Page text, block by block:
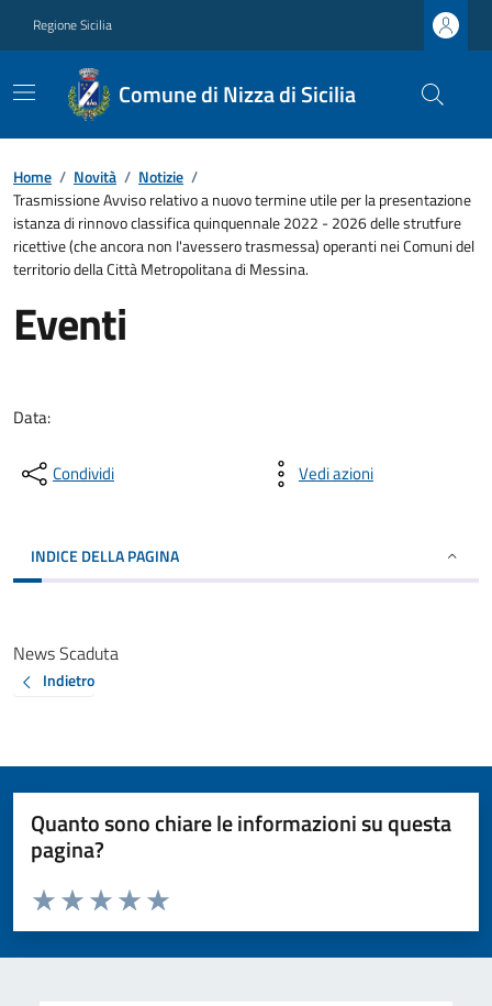
Regione Sicilia
Comune di Nizza di Sicilia
Home / Novità / Notizie /
Trasmissione Avviso relativo a nuovo termine utile per la presentazione
istanza di rinnovo classifica quinquennale 2022 - 2026 delle strutfure
ricettive (che ancora non I'avessero trasmessa) operanti nei Comuni del
territorio della Città Metropolitana di Messina.
Eventi
Data:
Condividi Vedi azioni
INDICE DELLA PAGINA
News Scaduta
Indietro
Quanto sono chiare le informazioni su questa
pagina?
Valuta da 1 a 5 stelle la pagina
Valuta 5 stelle su 5
Valuta 4 stelle su 5
Valuta 3 stelle su 5
Valuta 2 stelle su 5
Valuta 1 stelle su 5